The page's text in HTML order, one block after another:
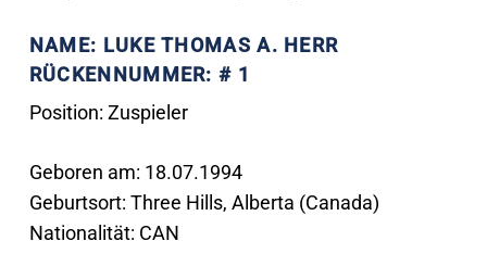
NAME: LUKE THOMAS A. HERR
RÜCKENNUMMER: # 1
Position: Zuspieler
Geboren am: 18.07.1994
Geburtsort: Three Hills, Alberta (Canada)
Nationalität: CAN